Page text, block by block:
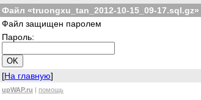
Файл «truongxu_tan_2012-10-15_09-17.sql.gz»
Файл защищен паролем
Пароль:
[На главную]
upWAP.ru | помощь